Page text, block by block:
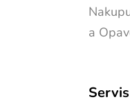
a
Servis